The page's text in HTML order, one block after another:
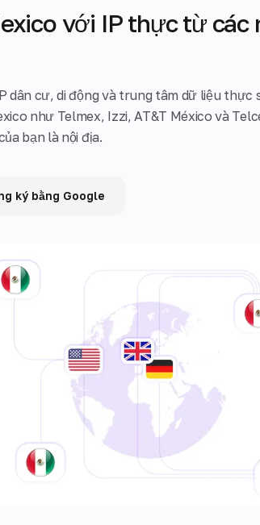
với IP thực từ các
dân cư, di động và trung tâm dữ liệu thực
như Telmex, Izzi, AT&T México và
bạn là nội địa.
ký bằng Google